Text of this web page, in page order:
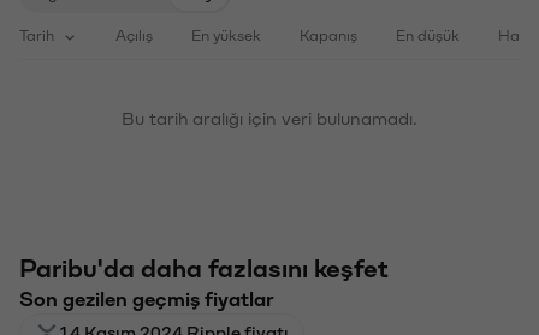
Tarih Açılış En yüksek Kapanış En düşük
Bu tarih aralığı için veri bulunamadı.
Paribu'da daha fazlasını keşfet
Son gezilen geçmiş fiyatlar
14 Kasım 2024 Ripple fiyatı